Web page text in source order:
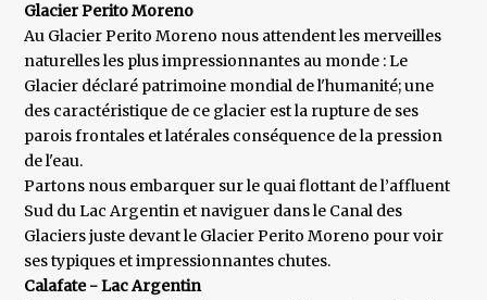
Glacier Perito Moreno
Au Glacier Perito Moreno nous attendent les merveilles
naturelles les plus impressionnantes au monde : Le
Glacier déclaré patrimoine mondial de l'humanité; une
des caractéristique de ce glacier est la rupture de ses
parois frontales et latérales conséquence de la pression
de l'eau.
Partons nous embarquer sur le quai flottant de l’affluent
Sud du Lac Argentin et naviguer dans le Canal des
Glaciers juste devant le Glacier Perito Moreno pour voir
ses typiques et impressionnantes chutes.
Calafate - Lac Argentin